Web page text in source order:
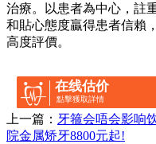
治療。以患者為中心，註
和貼心態度贏得患者信賴
高度評價。
在线估价
點擊獲取詳情
上一篇： 牙箍会唔会影响
院金属矫牙8800元起!